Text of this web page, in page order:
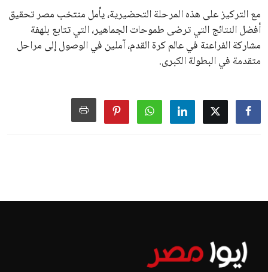
مع التركيز على هذه المرحلة التحضيرية، يأمل منتخب مصر تحقيق
أفضل النتائج التي ترضى طموحات الجماهير، التي تتابع بلهفة
مشاركة الفراعنة في عالم كرة القدم، آملين في الوصول إلى مراحل
متقدمة في البطولة الكبرى.